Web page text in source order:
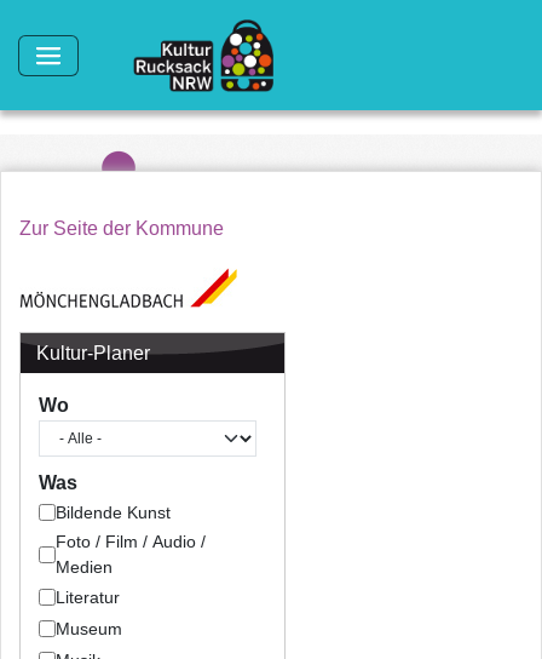
Zur Seite der Kommune
Kultur-Planer
Wo
Was
Bildende Kunst
Foto / Film / Audio /
Medien
Literatur
Museum